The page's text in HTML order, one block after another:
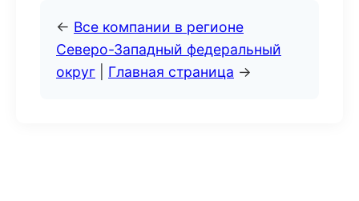
← Все компании в регионе
Северо-Западный федеральный
округ
Главная страница →